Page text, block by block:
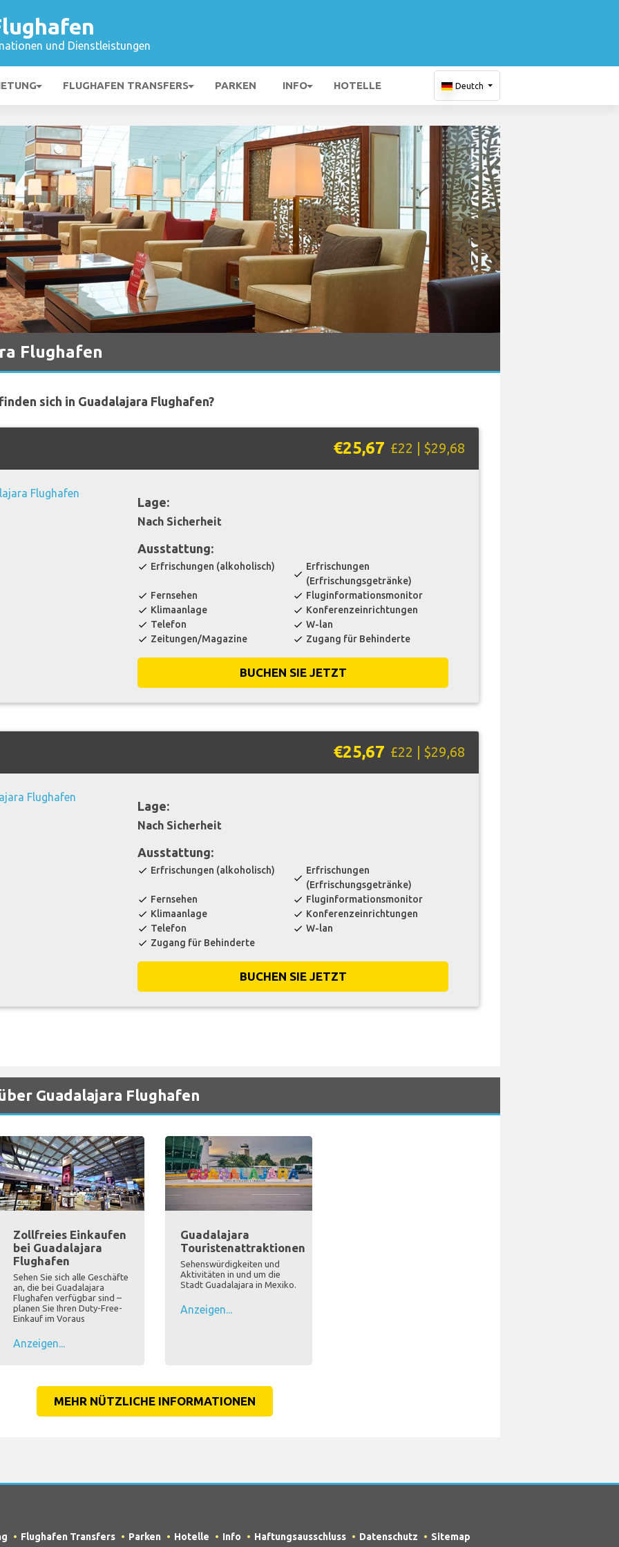
und Dienstleistungen
FLUGHAFEN TRANSFERS PARKEN INFO HOTELLE Deutch
Flughafen
sich in Guadalajara Flughafen?
€25,67 £22 | $29,68
Lage:
Nach Sicherheit
Ausstattung:
check Erfrischungen (alkoholisch)
check
Erfrischungen
(Erfrischungsgetränke)
check Fernsehen check Fluginformationsmonitor
check Klimaanlage check Konferenzeinrichtungen
check Telefon check W-lan
check Zeitungen/Magazine check Zugang für Behinderte
BUCHEN SIE JETZT
€25,67 £22 | $29,68
Lage:
Nach Sicherheit
Ausstattung:
check Erfrischungen (alkoholisch)
check
Erfrischungen
(Erfrischungsgetränke)
check Fernsehen check Fluginformationsmonitor
check Klimaanlage check Konferenzeinrichtungen
check Telefon check W-lan
check Zugang für Behinderte
BUCHEN SIE JETZT
Guadalajara Flughafen
Zollfreies Einkaufen
bei Guadalajara
Flughafen
Sehen Sie sich alle Geschäfte
an, die bei Guadalajara
Flughafen verfügbar sind –
planen Sie Ihren Duty-Free-
Einkauf im Voraus
Anzeigen...
Guadalajara
Touristenattraktionen
Sehenswürdigkeiten und
Aktivitäten in und um die
Stadt Guadalajara in Mexiko.
Anzeigen...
MEHR NÜTZLICHE INFORMATIONEN
Flughafen Transfers Parken Hotelle Info Haftungsausschluss Datenschutz Sitemap